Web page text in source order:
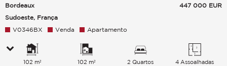
Bordeaux
Sudoeste, França
447 000 EUR
V0346BX Venda Apartamento
102 m² 102 m² 2 Quartos 4 Assoalhadas